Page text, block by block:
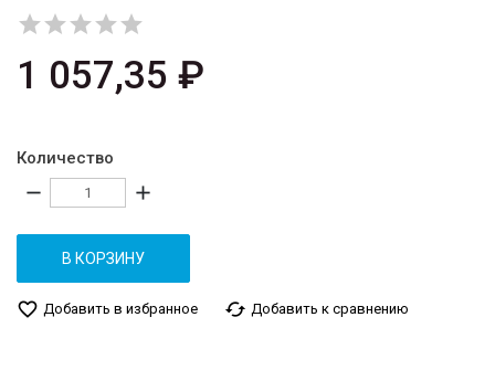

1 057,35 ₽
Количество
remove add
В КОРЗИНУ
favorite_border Добавить в избранное cached Добавить к сравнению